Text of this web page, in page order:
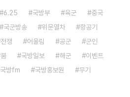
6.25 국방부 육군
중국
국군방송 위문열차
항공기
전쟁 어울림 공군
군인
붐 국방일보 해군
이벤트
국방fm 국방홍보원 무기